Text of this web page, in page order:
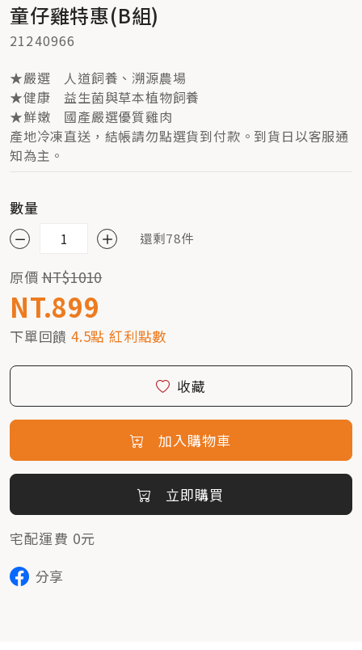
童仔雞特惠(B組)
21240966
★嚴選 人道飼養、溯源農場
★健康 益生菌與草本植物飼養
★鮮嫩 國產嚴選優質雞肉
產地冷凍直送，結帳請勿點選貨到付款。到貨日以客服通
知為主。
數量
還剩78件
原價NT$1010
NT.899
下單回饋 4.5點 紅利點數
收藏
加入購物車
立即購買
宅配運費 0元
分享